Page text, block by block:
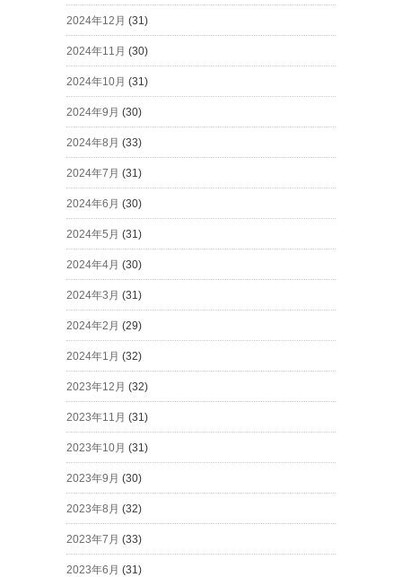
2024年12月 (31)
2024年11月 (30)
2024年10月 (31)
2024年9月 (30)
2024年8月 (33)
2024年7月 (31)
2024年6月 (30)
2024年5月 (31)
2024年4月 (30)
2024年3月 (31)
2024年2月 (29)
2024年1月 (32)
2023年12月 (32)
2023年11月 (31)
2023年10月 (31)
2023年9月 (30)
2023年8月 (32)
2023年7月 (33)
2023年6月 (31)